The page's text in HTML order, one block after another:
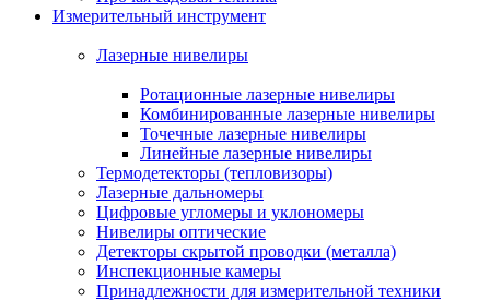
Измерительный инструмент
Лазерные нивелиры
Ротационные лазерные нивелиры
Комбинированные лазерные нивелиры
Точечные лазерные нивелиры
Линейные лазерные нивелиры
Термодетекторы (тепловизоры)
Лазерные дальномеры
Цифровые угломеры и уклономеры
Нивелиры оптические
Детекторы скрытой проводки (металла)
Инспекционные камеры
Принадлежности для измерительной техники